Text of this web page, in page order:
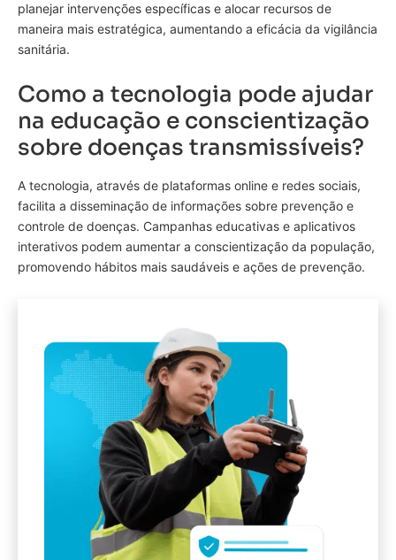
planejar intervenções específicas e alocar recursos de
maneira mais estratégica, aumentando a eficácia da vigilância
sanitária.
Como a tecnologia pode ajudar
na educação e conscientização
sobre doenças transmissíveis?
A tecnologia, através de plataformas online e redes sociais,
facilita a disseminação de informações sobre prevenção e
controle de doenças. Campanhas educativas e aplicativos
interativos podem aumentar a conscientização da população,
promovendo hábitos mais saudáveis e ações de prevenção.